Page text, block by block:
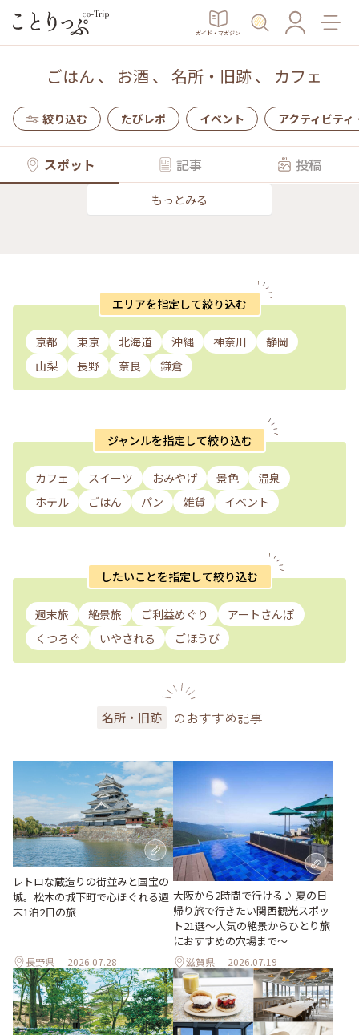
ガイド・マガジン
ごはん 、 お酒 、 名所・旧跡、 カフェ
絞り込む たびレポ イベント アクティビティ
スポット 記事 投稿
もっとみる
エリアを指定して絞り込む
京都 東京 北海道 沖縄 神奈川
静岡
山梨
長野 奈良 鎌倉
ジャンルを指定して絞り込む
カフェ スイーツ おみやげ 景色
温泉
ホテル
ごはん パン 雑貨 イベント
したいことを指定して絞り込む
週末旅 絶景旅 ご利益めぐり
アートさんぽ
くつろぐ
いやされる ごほうび
名所・旧跡 のおすすめ記事
レトロな蔵造りの街並みと国宝の
城。松本の城下町で心ほぐれる週
末1泊2日の旅
長野県 2026.07.28
大阪から2時間で行ける♪ 夏の日
帰り旅で行きたい関西観光スポッ
ト21選～人気の絶景からひとり旅
におすすめの穴場まで～
滋賀県 2026.07.19